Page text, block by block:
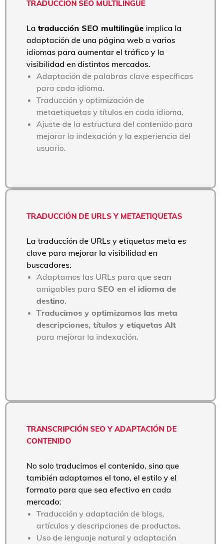
TRADUCCIÓN SEO MULTILINGÜE
La traducción SEO multilingüe implica la
adaptación de una página web a varios
idiomas para aumentar el tráfico y la
visibilidad en distintos mercados.
Adaptación de palabras clave específicas
para cada idioma.
Traducción y optimización de
metaetiquetas y títulos en cada idioma.
Ajuste de la estructura del contenido para
mejorar la indexación y la experiencia del
usuario.
TRADUCCIÓN DE URLS Y METAETIQUETAS
La traducción de URLs y etiquetas meta es
clave para mejorar la visibilidad en
buscadores:
Adaptamos las URLs para que sean
amigables para SEO en el idioma de
destino.
Traducimos y optimizamos las meta
descripciones, títulos y etiquetas Alt
para mejorar la indexación.
TRANSCRIPCIÓN SEO Y ADAPTACIÓN DE
CONTENIDO
No solo traducimos el contenido, sino que
también adaptamos el tono, el estilo y el
formato para que sea efectivo en cada
mercado:
Traducción y adaptación de blogs,
artículos y descripciones de productos.
Uso de lenguaje natural y adaptación